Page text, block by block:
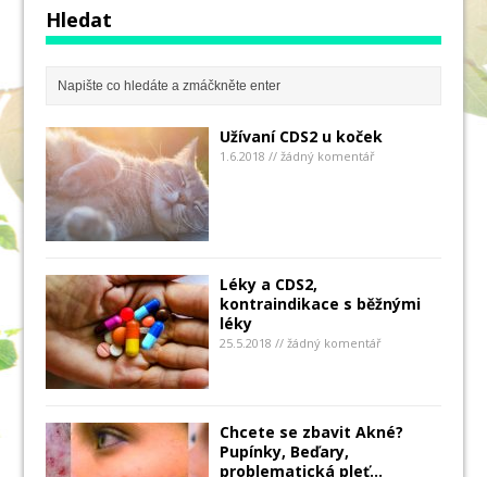
Hledat
Užívaní CDS2 u koček
1.6.2018 // žádný komentář
Léky a CDS2,
kontraindikace s běžnými
léky
25.5.2018 // žádný komentář
Chcete se zbavit Akné?
Pupínky, Beďary,
problematická pleť…